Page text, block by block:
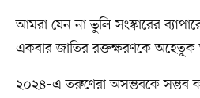
আমরা যেন না ভুলি সংস্কারের
একবার জাতির রক্তক্ষরণকে অহেতুক
২০২৪–এ তরুণেরা অসম্ভবকে সম্ভব